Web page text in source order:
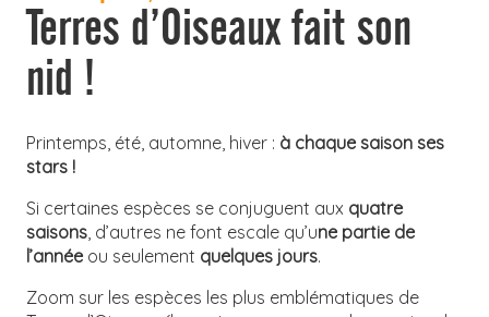
Terres d’Oiseaux fait son
nid !
Printemps, été, automne, hiver : à chaque saison ses
stars !
Si certaines espèces se conjuguent aux quatre
saisons, d’autres ne font escale qu’une partie de
l’année ou seulement quelques jours.
Zoom sur les espèces les plus emblématiques de